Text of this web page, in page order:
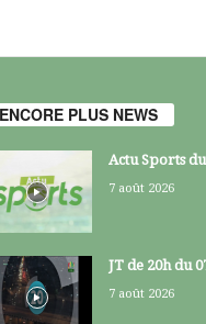
ENCORE PLUS NEWS
Actu Sports
7 août 2026
JT de 20h du
7 août 2026